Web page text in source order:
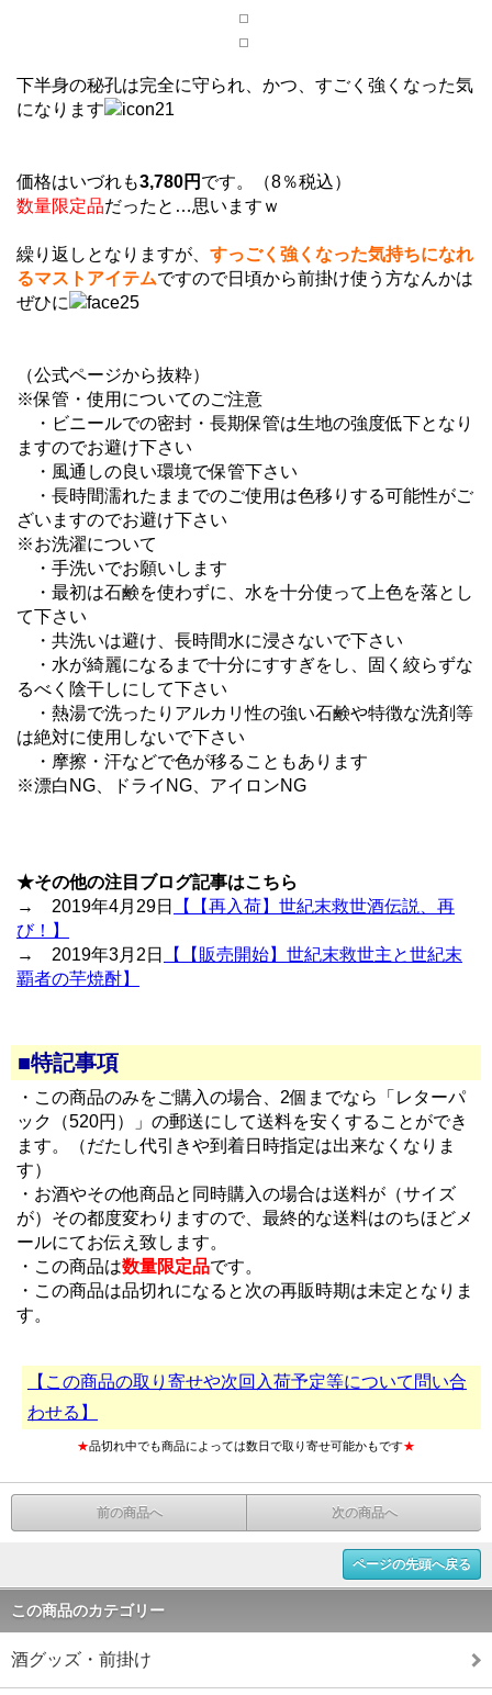
下半身の秘孔は完全に守られ、かつ、すごく強くなった気
になります
価格はいづれも3,780円 です。（8％税込）
数量限定品だったと…思いますｗ
繰り返しとなりますが、 すっごく強くなった気持ちになれ
るマストアイテムですので日頃から前掛け使う方なんかは
ぜひに
（公式ページから抜粋）
※保管・使用についてのご注意
・ビニールでの密封・長期保管は生地の強度低下となり
ますのでお避け下さい
・風通しの良い環境で保管下さい
・長時間濡れたままでのご使用は色移りする可能性がご
ざいますのでお避け下さい
※お洗濯について
・手洗いでお願いします
・最初は石鹸を使わずに、水を十分使って上色を落とし
て下さい
・共洗いは避け、長時間水に浸さないで下さい
・水が綺麗になるまで十分にすすぎをし、固く絞らずな
るべく陰干しにして下さい
・熱湯で洗ったりアルカリ性の強い石鹸や特徴な洗剤等
は絶対に使用しないで下さい
・摩擦・汗などで色が移ることもあります
※漂白NG、ドライNG、アイロンNG
★その他の注目ブログ記事はこちら
→ 2019年4月29日
【【再入荷】世紀末救世酒伝説、再
び！】
→ 2019年3月2日
【【販売開始】世紀末救世主と世紀末
覇者の芋焼酎】
■特記事項
・この商品のみをご購入の場合、2個までなら「レターパ
ック（520円）」の郵送にして送料を安くすることができ
ます。（だたし代引きや到着日時指定は出来なくなりま
す）
・お酒やその他商品と同時購入の場合は送料が（サイズ
が）その都度変わりますので、最終的な送料はのちほどメ
ールにてお伝え致します。
・この商品は数量限定品です。
・この商品は品切れになると次の再販時期は未定となりま
す。
【この商品の取り寄せや次回入荷予定等について問い合
わせる】
★品切れ中でも商品によっては数日で取り寄せ可能かもです★
前の商品へ 次の商品へ
ページの先頭へ戻る
この商品のカテゴリー
酒グッズ・前掛け